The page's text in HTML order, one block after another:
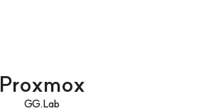
Proxmox
GG.Lab